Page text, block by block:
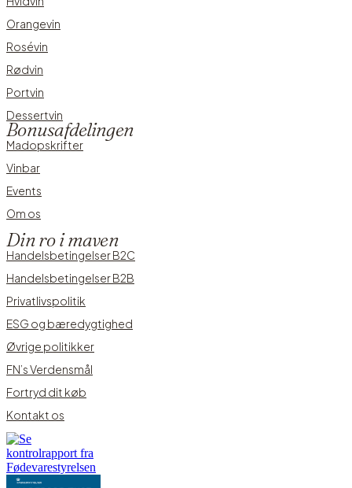
Orangevin
Rosévin
Rødvin
Portvin
Dessertvin
Bonusafdelingen
Madopskrifter
Vinbar
Events
Om os
Din ro i maven
Handelsbetingelser B2C
Handelsbetingelser B2B
Privatlivspolitik
ESG og bæredygtighed
Øvrige politikker
FN’s Verdensmål
Fortryd dit køb
Kontakt os